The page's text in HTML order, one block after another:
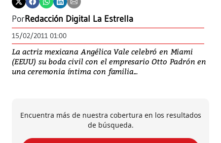
PorRedacción Digital La Estrella
15/02/2011 01:00
La actriz mexicana Angélica Vale celebró en Miami
(EEUU) su boda civil con el empresario Otto Padrón en
una ceremonia íntima con familia...
Encuentra más de nuestra cobertura en los resultados
de búsqueda.